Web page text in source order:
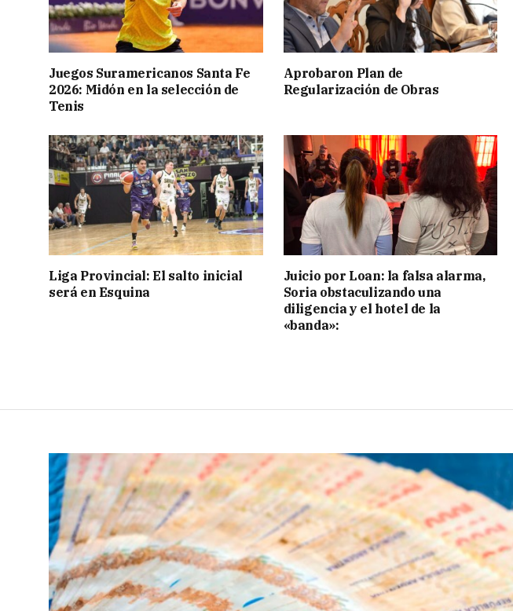
Juegos Suramericanos Santa Fe
2026: Midón en la selección de
Tenis
Aprobaron Plan de
Regularización de Obras
Liga Provincial: El salto inicial
será en Esquina
Juicio por Loan: la falsa alarma,
Soria obstaculizando una
diligencia y el hotel de la
«banda»: